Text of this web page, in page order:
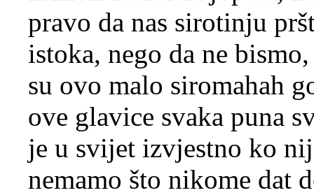
pravo da nas sirotinju
istoka, nego da ne
su ovo malo siromahah
ove glavice svaka puna
je u svijet izvjestno ko
nemamo što nikome dat